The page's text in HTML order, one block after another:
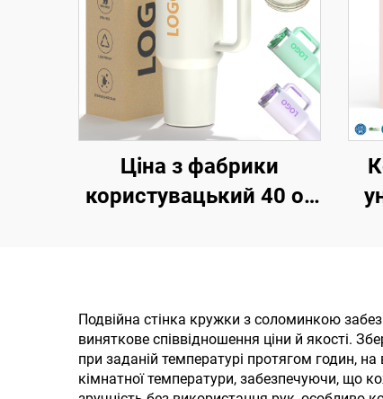
Ціна з фабрики
користувацький 40 oz
подвійні стіни
Подорожній тумблер
пляшка з ручкою
Подвійна стінка кружки з соломинкою
виняткове співвідношення ціни й якості.
при заданій температурі протягом годин,
кімнатної температури, забезпечуючи, що